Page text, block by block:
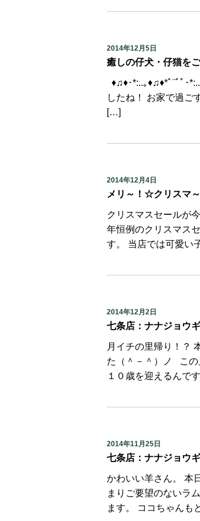
2014年12月5日
癒しの仔犬・仔猫を
♦♫♦･*:..｡♦♫♦*ﾟ¨ﾟﾟ･
したね！ お家で過ご
[…]
2014年12月4日
メリ～！☆クリスマ
クリスマスセ
年恒例のクリスマス
す。 当店では可愛い
2014年12月2日
七条店：ナナジョ
月イチの里帰り！？
た（＾－＾）ノ この
１０歳を迎えるんで
2014年11月25日
七条店：ナナジョ
かわいい羊さん。 本
まりご要望のないラ
ます。 ココちゃんも